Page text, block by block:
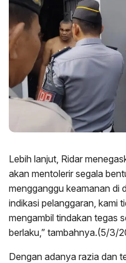
Lebih lanjut, Ridar
akan mentolerir segala
mengganggu keamanan di
indikasi pelanggaran, kami
mengambil tindakan tegas
berlaku,” tambahnya.(5/3/
Dengan adanya razia dan